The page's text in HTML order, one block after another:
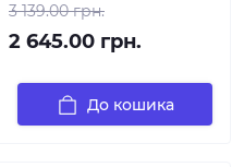
3 139.00 грн.
2 645.00 грн.
До кошика